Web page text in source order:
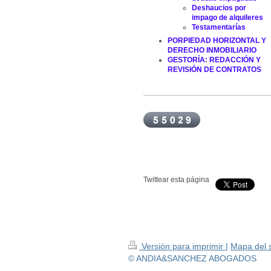
Deshaucios por
impago de alquileres
Testamentarías
PORPIEDAD HORIZONTAL Y
DERECHO INMOBILIARIO
GESTORÍA: REDACCIÓN Y
REVISIÓN DE CONTRATOS
Twittear esta página
Versión para imprimir | Mapa del
© ANDIA&SANCHEZ ABOGADOS